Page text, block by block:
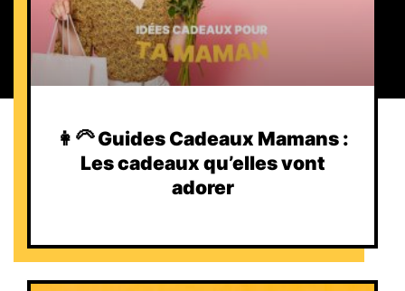
👩‍🦳 Guides Cadeaux Mamans :
Les cadeaux qu’elles vont
adorer